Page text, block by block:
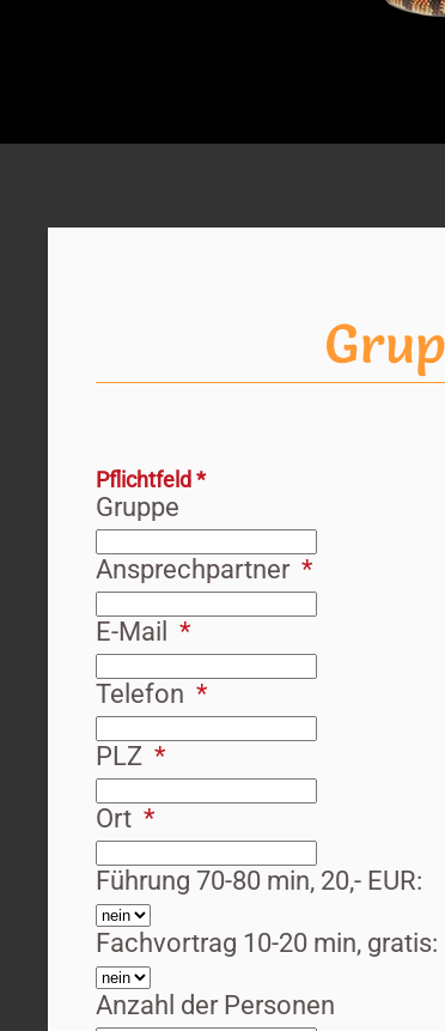
Pflichtfeld *
Gruppe
Ansprechpartner
E-Mail
Telefon
PLZ
Ort
Führung 70-80 min, 20,- EUR:
Fachvortrag 10-20 min, gratis:
Anzahl der Personen